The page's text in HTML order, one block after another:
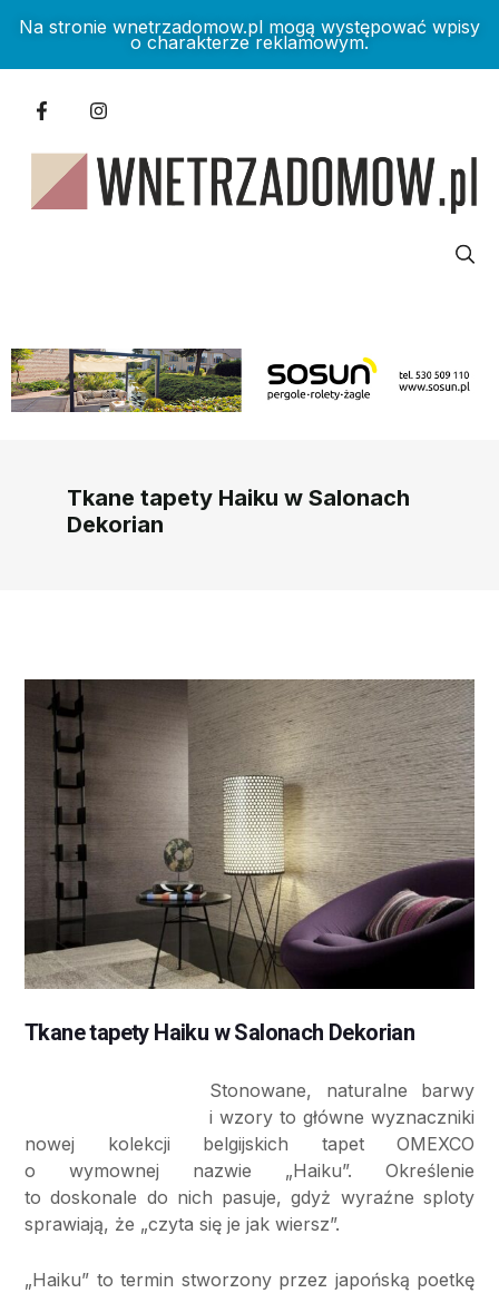
Na stronie wnetrzadomow.pl mogą występować wpisy
o charakterze reklamowym.
Tkane tapety Haiku w Salonach
Dekorian
Tkane tapety Haiku w Salonach Dekorian
Stonowane, naturalne barwy
i wzory to główne wyznaczniki
nowej kolekcji belgijskich tapet OMEXCO
o wymownej nazwie „Haiku”. Określenie
to doskonale do nich pasuje, gdyż wyraźne sploty
sprawiają, że „czyta się je jak wiersz”.
„Haiku” to termin stworzony przez japońską poetkę